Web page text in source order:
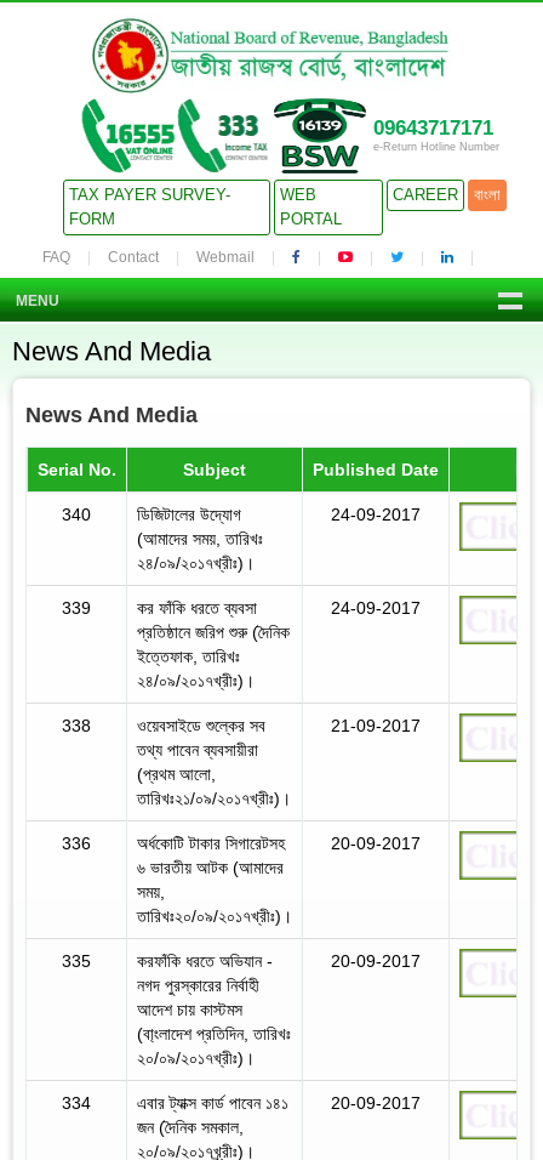
09643717171
e-Return Hotline Number
TAX PAYER SURVEY-
FORM
WEB
PORTAL
CAREER বাংলা
FAQ Contact Webmail
MENU
News And Media
News And Media
Serial No. Subject Published Date
340
ডিজিটালের উদ্যোগ
(আমাদের সময়, তারিখঃ
২৪/০৯/২০১৭খ্রীঃ)।
24-09-2017
339
কর ফাঁকি ধরতে ব্যবসা
প্রতিষ্ঠানে জরিপ শুরু (দৈনিক
ইত্তেফাক, তারিখঃ
২৪/০৯/২০১৭খ্রীঃ)।
24-09-2017
338
ওয়েবসাইডে শুল্কের সব
তথ্য পাবেন ব্যবসায়ীরা
(প্রথম আলো,
তারিখঃ২১/০৯/২০১৭খ্রীঃ)।
21-09-2017
336
অর্ধকোটি টাকার সিগারেটসহ
৬ ভারতীয় আটক (আমাদের
সময়,
তারিখঃ২০/০৯/২০১৭খ্রীঃ)।
20-09-2017
335
করফাঁকি ধরতে অভিযান -
নগদ পুরস্কারের নির্বাহী
আদেশ চায় কাস্টমস
(বা্ংলাদেশ প্রতিদিন, তারিখঃ
২০/০৯/২০১৭খ্রীঃ)।
20-09-2017
334
এবার ট্যাক্স কার্ড পাবেন ১৪১
জন (দৈনিক সমকাল,
২০/০৯/২০১৭খ্র্রীঃ)।
20-09-2017